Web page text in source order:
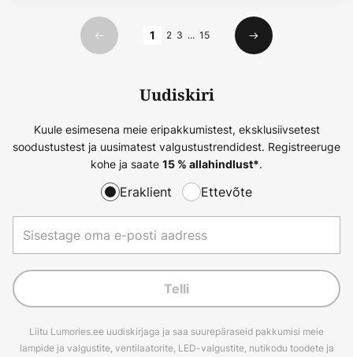
Eelmine
1 2 3 ... 15
Järgmine
Uudiskiri
Kuule esimesena meie eripakkumistest, eksklusiivsetest
soodustustest ja uusimatest valgustustrendidest. Registreeruge
kohe ja saate 15 % allahindlust*.
Eraklient Ettevõte
Telli
Liitu Lumories.ee uudiskirjaga ja saa suurepäraseid pakkumisi meie
lampide ja valgustite, ventilaatorite, LED-valgustite, nutikodu toodete ja